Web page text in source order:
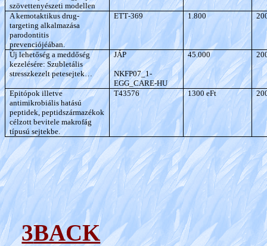
szövettenyészeti modellen
A kemotaktikus drug-
targeting alkalmazása
parodontitis
prevenciójéában.
ETT-369 1.800
Új lehetőség a meddőség
kezelésére: Szubletális
stresszkezelt petesejtek…
JÁP
NKFP07_1-
EGG_CARE-HU
45.000
Epitópok illetve
antimikrobiális hatású
peptidek, peptidszármazékok
célzott bevitele makrofág
típusú sejtekbe.
T43576 1300 eFt
3BACK